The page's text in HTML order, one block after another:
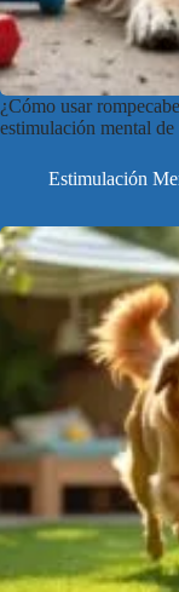
¿Cómo usar
estimulación mental
Estimulación